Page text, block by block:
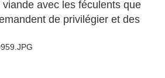
avec les féculents que
de privilégier et des